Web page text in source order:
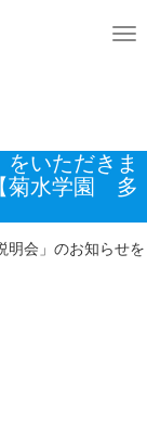
T
l
e
n
a
接近時の対応につい
いただきま
菊水学園 多
明会」のお知らせを